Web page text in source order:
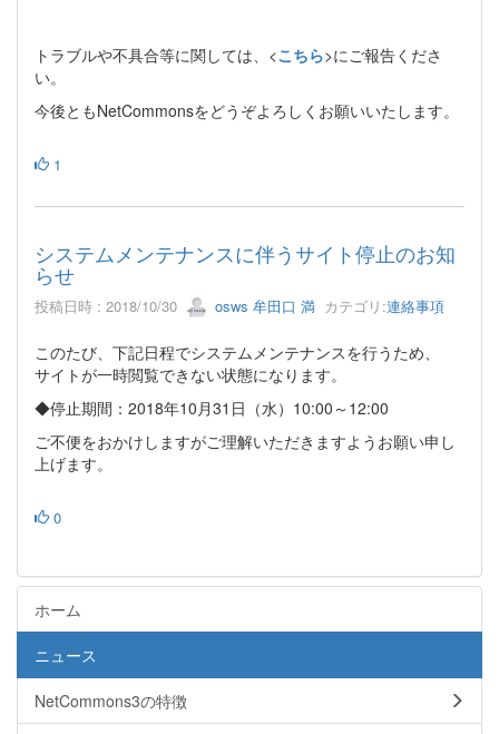
トラブルや不具合等に関しては、<こちら>にご報告くださ
い。
今後ともNetCommonsをどうぞよろしくお願いいたします。
1
システムメンテナンスに伴うサイト停止のお知
らせ
投稿日時 : 2018/10/30 osws 牟田口 満 カテゴリ:連絡事項
このたび、下記日程でシステムメンテナンスを行うため、
サイトが一時閲覧できない状態になります。
◆停止期間：2018年10月31日（水）10:00～12:00
ご不便をおかけしますがご理解いただきますようお願い申し
上げます。
0
ホーム
ニュース
NetCommons3の特徴